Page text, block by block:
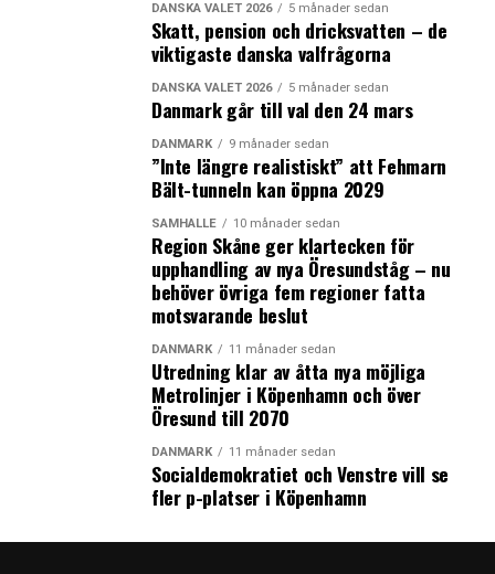
DANSKA VALET 2026 5 månader sedan
Skatt, pension och dricksvatten – de
viktigaste danska valfrågorna
DANSKA VALET 2026 5 månader sedan
Danmark går till val den 24 mars
DANMARK 9 månader sedan
”Inte längre realistiskt” att Fehmarn
Bält-tunneln kan öppna 2029
SAMHÄLLE 10 månader sedan
Region Skåne ger klartecken för
upphandling av nya Öresundståg – nu
behöver övriga fem regioner fatta
motsvarande beslut
DANMARK 11 månader sedan
Utredning klar av åtta nya möjliga
Metrolinjer i Köpenhamn och över
Öresund till 2070
DANMARK 11 månader sedan
Socialdemokratiet och Venstre vill se
fler p-platser i Köpenhamn